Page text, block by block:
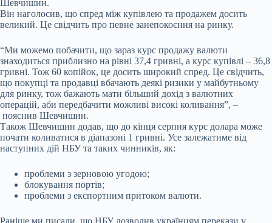
Шевчишин.
Він наголосив, що спред між купівлею та продажем досить
великий. Це свідчить про певне занепокоєння на ринку.
“Ми можемо побачити, що зараз курс продажу валюти
знаходиться приблизно на рівні 37,4 гривні, а курс купівлі – 36,8
гривні. Тож 60 копійок, це досить широкий спред. Це свідчить,
що покупці та продавці вбачають деякі ризики у майбутньому
для ринку, тож бажають мати більший дохід з валютних
операцій, аби передбачити можливі високі коливання”, –
пояснив Шевчишин.
Також Шевчишин додав, що до кінця серпня курс долара може
почати коливатися в діапазоні 1 гривні. Усе залежатиме від
наступних дій НБУ та таких чинників, як:
проблеми з зерновою угодою;
блокування портів;
проблеми з експортним притоком валюти.